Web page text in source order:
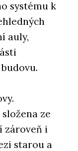
systému k
auly,
složena ze
zároveň i
starou a